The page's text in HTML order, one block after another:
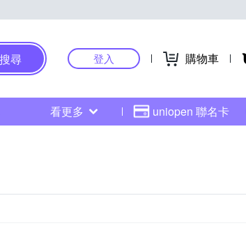
搜尋 登入 購物車
看更多 uniopen 聯名卡